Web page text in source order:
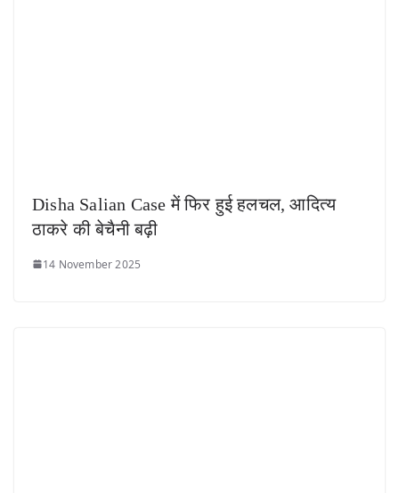
Disha Salian Case में फिर हुई हलचल, आदित्य
ठाकरे की बेचैनी बढ़ी
14 November 2025